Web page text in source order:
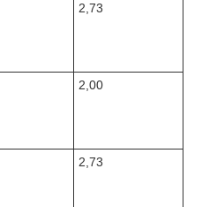
2,73
2,00
2,73